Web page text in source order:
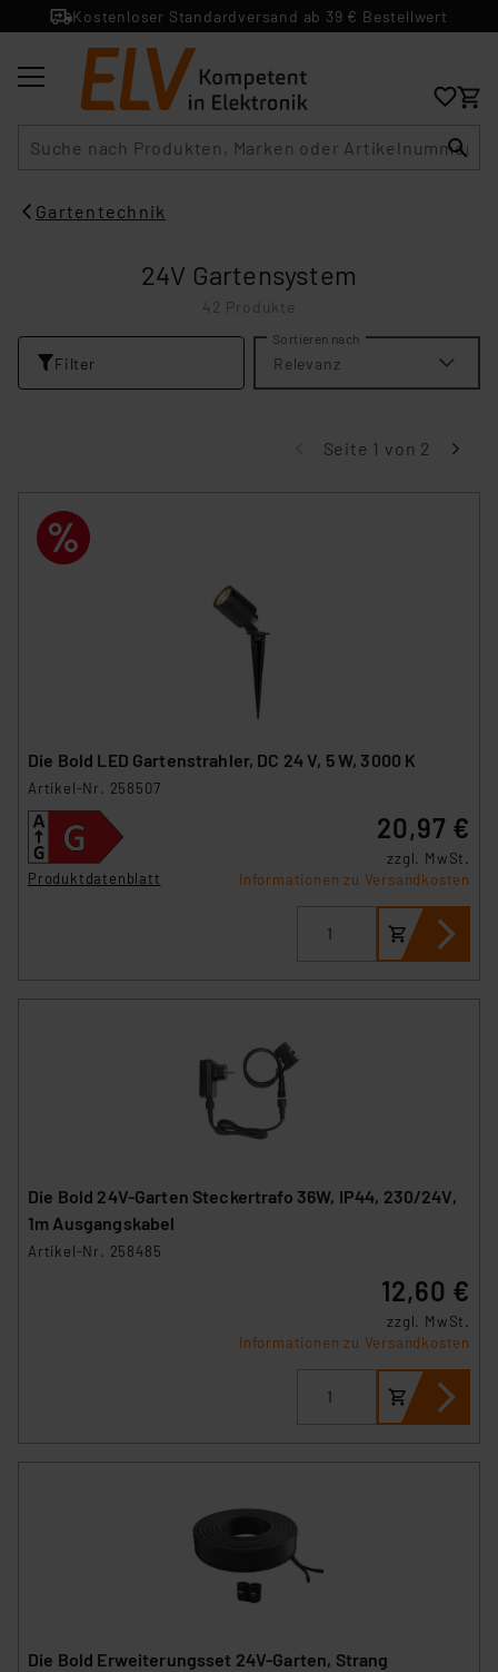
Kostenloser Standardversand ab 39 € Bestellwert
Gartentechnik
24V Gartensystem
42 Produkte
Filter
Sortieren nach
Relevanz
Seite 1 von 2
Die Bold LED Gartenstrahler, DC 24 V, 5 W, 3000 K
Artikel-Nr. 258507
Produktdatenblatt
20,97 €
zzgl. MwSt.
Informationen zu Versandkosten
Die Bold 24V-Garten Steckertrafo 36W, IP44, 230/24V,
1m Ausgangskabel
Artikel-Nr. 258485
12,60 €
zzgl. MwSt.
Informationen zu Versandkosten
Die Bold Erweiterungsset 24V-Garten, Strang